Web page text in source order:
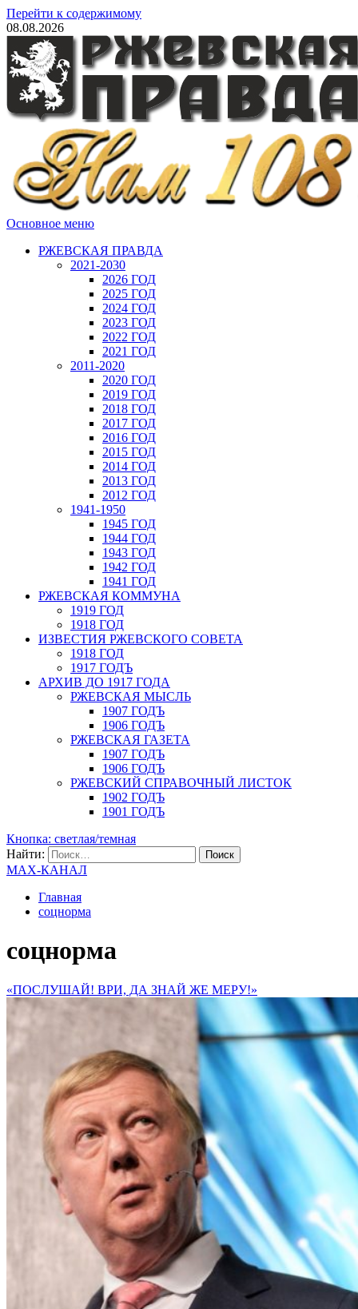
Перейти к содержимому
08.08.2026
Основное меню
РЖЕВСКАЯ ПРАВДА
2021-2030
2026 ГОД
2025 ГОД
2024 ГОД
2023 ГОД
2022 ГОД
2021 ГОД
2011-2020
2020 ГОД
2019 ГОД
2018 ГОД
2017 ГОД
2016 ГОД
2015 ГОД
2014 ГОД
2013 ГОД
2012 ГОД
1941-1950
1945 ГОД
1944 ГОД
1943 ГОД
1942 ГОД
1941 ГОД
РЖЕВСКАЯ КОММУНА
1919 ГОД
1918 ГОД
ИЗВЕСТИЯ РЖЕВСКОГО СОВЕТА
1918 ГОД
1917 ГОДЪ
АРХИВ ДО 1917 ГОДА
РЖЕВСКАЯ МЫСЛЬ
1907 ГОДЪ
1906 ГОДЪ
РЖЕВСКАЯ ГАЗЕТА
1907 ГОДЪ
1906 ГОДЪ
РЖЕВСКИЙ СПРАВОЧНЫЙ ЛИСТОК
1902 ГОДЪ
1901 ГОДЪ
Кнопка: светлая/темная
Найти:
MAX-КАНАЛ
Главная
соцнорма
соцнорма
«ПОСЛУШАЙ! ВРИ, ДА ЗНАЙ ЖЕ МЕРУ!»